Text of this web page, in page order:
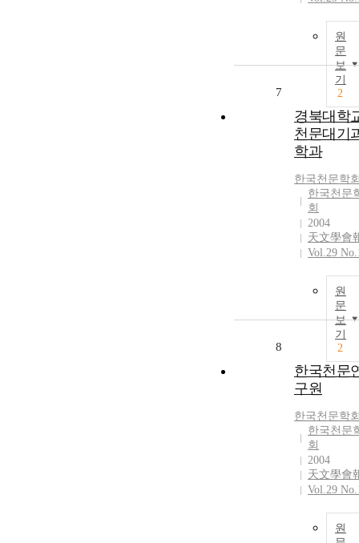
원
문
보
기
2
7
경북대학
천문대기
학과
한국천문학
한국천문
회
2004
天文學會
Vol.29
원
문
보
기
2
8
한국천문
구원
한국천문학
한국천문
회
2004
天文學會
Vol.29
원